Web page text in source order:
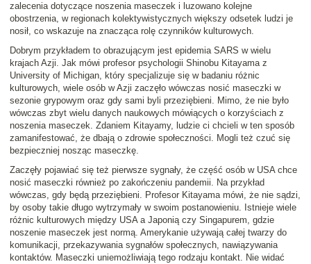
zalecenia dotyczące noszenia maseczek i luzowano kolejne
obostrzenia, w regionach kolektywistycznych większy odsetek ludzi je
nosił, co wskazuje na znacząca rolę czynników kulturowych.
Dobrym przykładem to obrazującym jest epidemia SARS w wielu
krajach Azji. Jak mówi profesor psychologii Shinobu Kitayama z
University of Michigan, który specjalizuje się w badaniu różnic
kulturowych, wiele osób w Azji zaczęło wówczas nosić maseczki w
sezonie grypowym oraz gdy sami byli przeziębieni. Mimo, że nie było
wówczas zbyt wielu danych naukowych mówiących o korzyściach z
noszenia maseczek. Zdaniem Kitayamy, ludzie ci chcieli w ten sposób
zamanifestować, że dbają o zdrowie społeczności. Mogli też czuć się
bezpieczniej nosząc maseczkę.
Zaczęły pojawiać się też pierwsze sygnały, że część osób w USA chce
nosić maseczki również po zakończeniu pandemii. Na przykład
wówczas, gdy będą przeziębieni. Profesor Kitayama mówi, że nie sądzi,
by osoby takie długo wytrzymały w swoim postanowieniu. Istnieje wiele
różnic kulturowych między USA a Japonią czy Singapurem, gdzie
noszenie maseczek jest normą. Amerykanie używają całej twarzy do
komunikacji, przekazywania sygnałów społecznych, nawiązywania
kontaktów. Maseczki uniemożliwiają tego rodzaju kontakt. Nie widać